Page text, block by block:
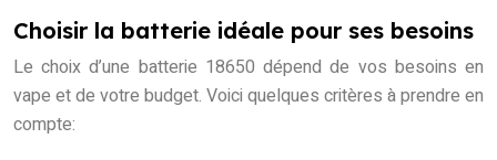
Choisir la batterie idéale pour ses besoins
Le choix d’une batterie 18650 dépend de vos besoins en
vape et de votre budget. Voici quelques critères à prendre en
compte: